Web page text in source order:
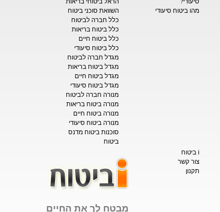
מהו ביטוח סיעודי
השוואת סוכני ביטוח
כלל חברה לביטוח
כלל ביטוח בריאות
כלל ביטוח חיים
כלל ביטוח סיעודי
מגדל חברה לביטוח
מגדל ביטוח בריאות
מגדל ביטוח חיים
מגדל ביטוח סיעודי
מנורה חברה לביטוח
מנורה ביטוח בריאות
מנורה ביטוח חיים
מנורה ביטוח סיעודי
סוכנות ביטוח מדנס
ביטוח
i ביטוח
צור קשר
תקנון
מבטח לך את החיים